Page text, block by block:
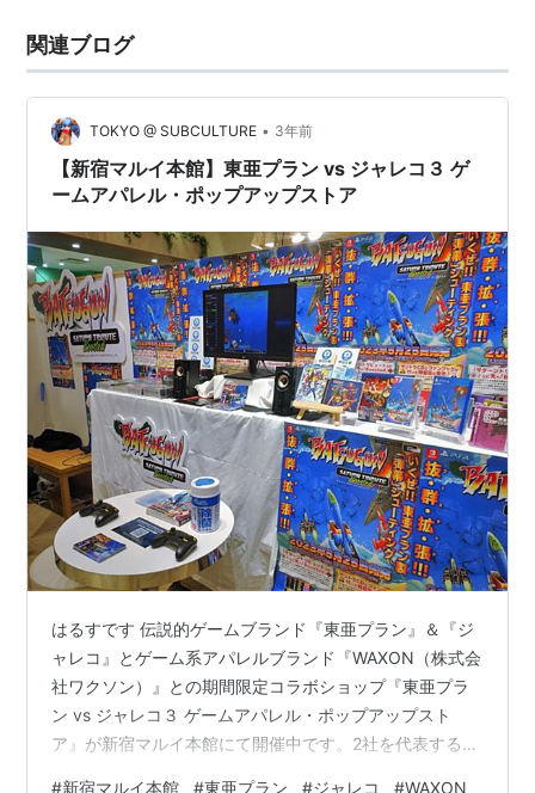
関連ブログ
TOKYO @ SUBCULTURE • 3年前
【新宿マルイ本館】東亜プラン vs ジャレコ３ ゲ
ームアパレル・ポップアップストア
はるすです 伝説的ゲームブランド『東亜プラン』＆『ジ
ャレコ』とゲーム系アパレルブランド『WAXON（株式会
社ワクソン）』との期間限定コラボショップ『東亜プラ
ン vs ジャレコ３ ゲームアパレル・ポップアップスト
ア』が新宿マルイ本館にて開催中です。2社を代表するゲ
#新宿マルイ本館 #東亜プラン #ジャレコ #WAXON